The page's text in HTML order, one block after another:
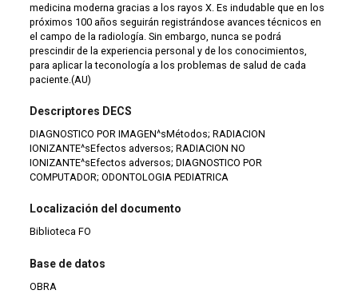
medicina moderna gracias a los rayos X. Es indudable que en los
próximos 100 años seguirán registrándose avances técnicos en
el campo de la radiología. Sin embargo, nunca se podrá
prescindir de la experiencia personal y de los conocimientos,
para aplicar la teconología a los problemas de salud de cada
paciente.(AU)
Descriptores DECS
DIAGNOSTICO POR IMAGEN^sMétodos; RADIACION
IONIZANTE^sEfectos adversos; RADIACION NO
IONIZANTE^sEfectos adversos; DIAGNOSTICO POR
COMPUTADOR; ODONTOLOGIA PEDIATRICA
Localización del documento
Biblioteca FO
Base de datos
OBRA